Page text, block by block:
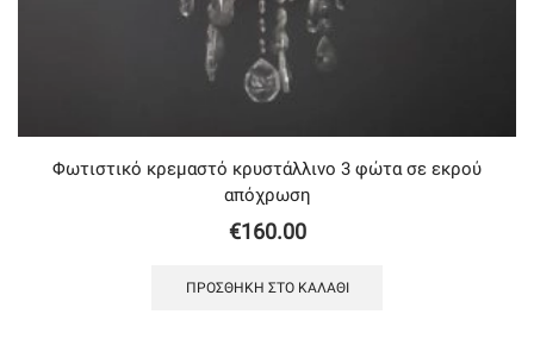
Φωτιστικό κρεμαστό κρυστάλλινο 3 φώτα σε εκρού
απόχρωση
€160.00
ΠΡΟΣΘΉΚΗ ΣΤΟ ΚΑΛΆΘΙ